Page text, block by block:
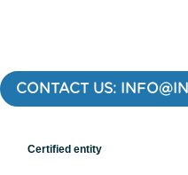
CONTACT US:
Certified entity